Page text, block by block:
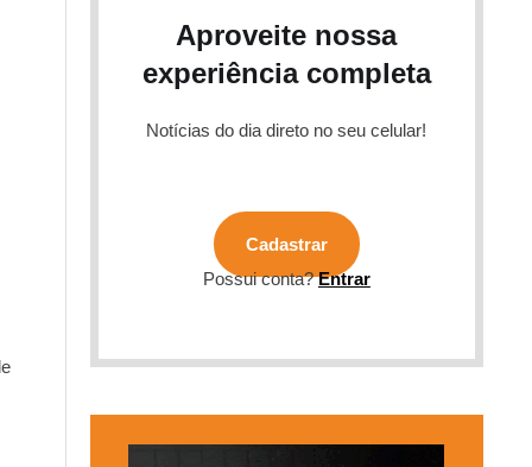
Aproveite nossa
experiência completa
Notícias do dia direto no seu celular!
Cadastrar
Possui conta?Entrar